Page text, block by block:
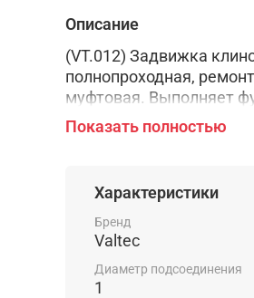
Описание
(VT.012) Задвижка
полнопроходная,
муфтовая. Выполняет
трубопроводах
незамерзающего
потока рабочей среды.
марки CW617N. Другие
(тефлон), EPDM.
Номинальное
тыс. циклов.
Показать полностью
Характеристики
Бренд
Valtec
Диаметр подсоединения
1